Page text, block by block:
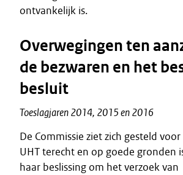
ontvankelijk is.
Overwegingen ten
de bezwaren en het
besluit
Toeslagjaren 2014, 2015 en 2016
De Commissie ziet zich gesteld
UHT terecht en op goede gronden
haar beslissing om het verzoek van